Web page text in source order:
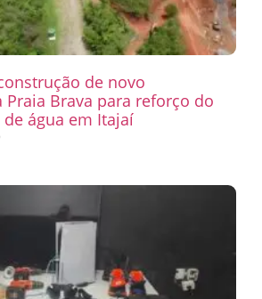
de novo
Praia Brava para reforço do
água em Itajaí